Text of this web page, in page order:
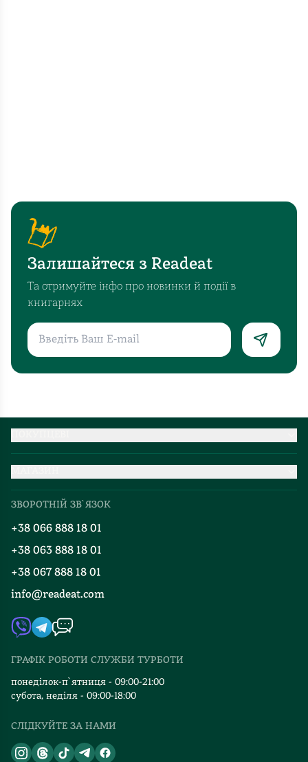
Залишайтеся з Readeat
Та отримуйте інфо про новинки й події в
книгарнях
Добірки
Блог
Події
Книгарні
Контакти
Автори
Видавництва
Відгуки та оцінка RDT
ЗВОРОТНІЙ ЗВ`ЯЗОК
+38 066 888 18 01
+38 063 888 18 01
+38 067 888 18 01
info@readeat.com
ГРАФІК РОБОТИ СЛУЖБИ ТУРБОТИ
понеділок-п`ятниця - 09:00-21:00
субота, неділя - 09:00-18:00
СЛІДКУЙТЕ ЗА НАМИ